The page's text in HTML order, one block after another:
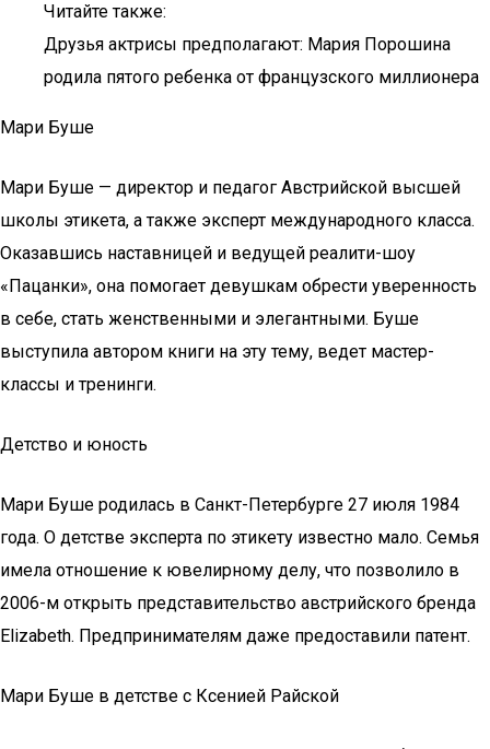
Читайте также:
Друзья актрисы предполагают: Мария Порошина
родила пятого ребенка от французского миллионера
Мари Буше
Мари Буше — директор и педагог Австрийской высшей
школы этикета, а также эксперт международного класса.
Оказавшись наставницей и ведущей реалити-шоу
«Пацанки», она помогает девушкам обрести уверенность
в себе, стать женственными и элегантными. Буше
выступила автором книги на эту тему, ведет мастер-
классы и тренинги.
Детство и юность
Мари Буше родилась в Санкт-Петербурге 27 июля 1984
года. О детстве эксперта по этикету известно мало. Семья
имела отношение к ювелирному делу, что позволило в
2006-м открыть представительство австрийского бренда
Elizabeth. Предпринимателям даже предоставили патент.
Мари Буше в детстве с Ксенией Райской